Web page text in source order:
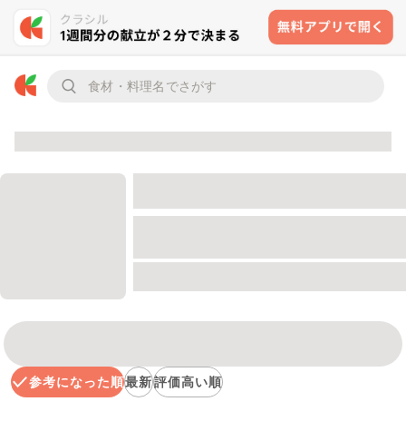
参考になった順最新評価高い順